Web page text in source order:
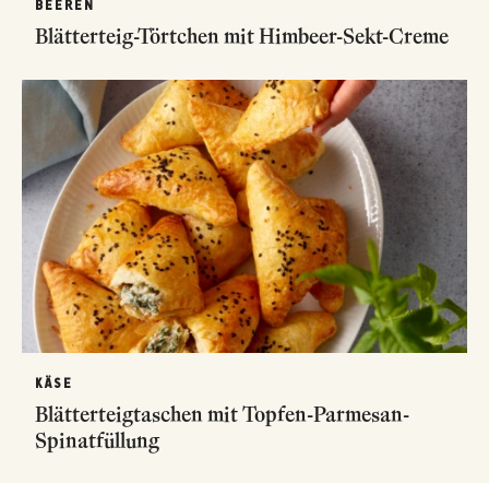
BEEREN
Blätterteig-Törtchen mit Himbeer-Sekt-Creme
KÄSE
Blätterteigtaschen mit Topfen-Parmesan-
Spinatfüllung